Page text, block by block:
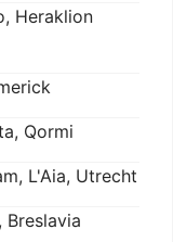
Heraklion
Qormi
L'Aia, Utrecht
Breslavia